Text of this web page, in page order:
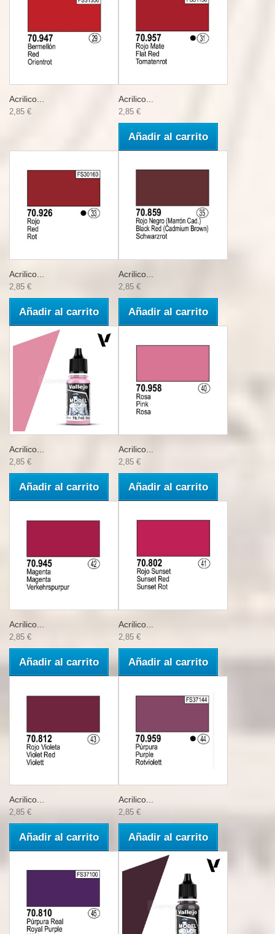
Acrilico...
2,85 €
Acrilico...
2,85 €
Añadir al carrito
Acrilico...
2,85 €
Añadir al carrito
Acrilico...
2,85 €
Añadir al carrito
Acrilico...
2,85 €
Añadir al carrito
Acrilico...
2,85 €
Añadir al carrito
Acrilico...
2,85 €
Añadir al carrito
Acrilico...
2,85 €
Añadir al carrito
Acrilico...
2,85 €
Añadir al carrito
Acrilico...
2,85 €
Añadir al carrito